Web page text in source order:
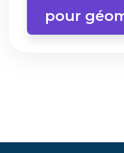
pour